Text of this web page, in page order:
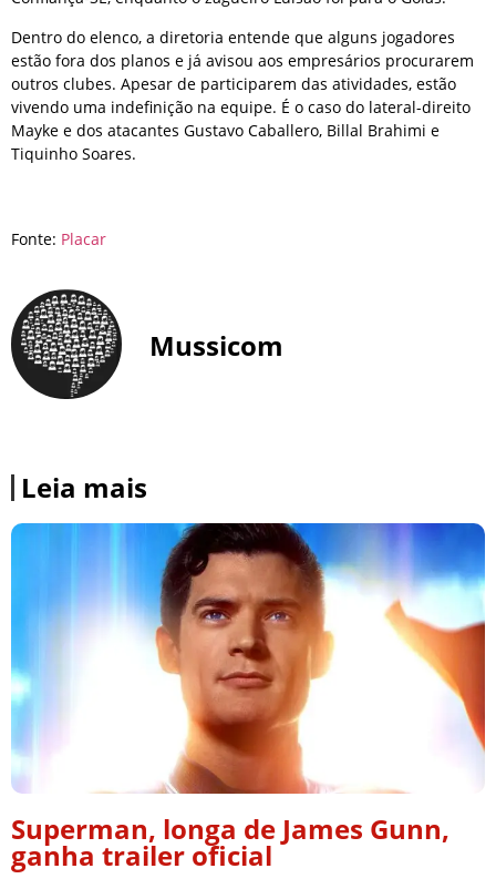
Dentro do elenco, a diretoria entende que alguns jogadores
estão fora dos planos e já avisou aos empresários procurarem
outros clubes. Apesar de participarem das atividades, estão
vivendo uma indefinição na equipe. É o caso do lateral-direito
Mayke e dos atacantes Gustavo Caballero, Billal Brahimi e
Tiquinho Soares.
Fonte: Placar
Mussicom
Leia mais
Superman, longa de James Gunn,
ganha trailer oficial